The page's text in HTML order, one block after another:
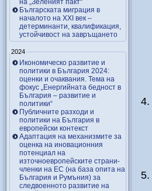
на „Зеленият пакт“
Българската миграция в
началото на ХХІ век –
детерминанти, квалификация,
устойчивост на завръщането
2024
Икономическо развитие и
политики в България 2024:
оценки и очаквания. Тема на
фокус „Енергийната бедност в
България – развитие и
политики“
Публичните разходи и
политики на България в
европейски контекст
Адаптация на механизмите за
оценка на иновационния
потенциал на
източноевропейските страни-
членки на ЕС (на база опита на
България и Румъния) за
следвоенното развитие на